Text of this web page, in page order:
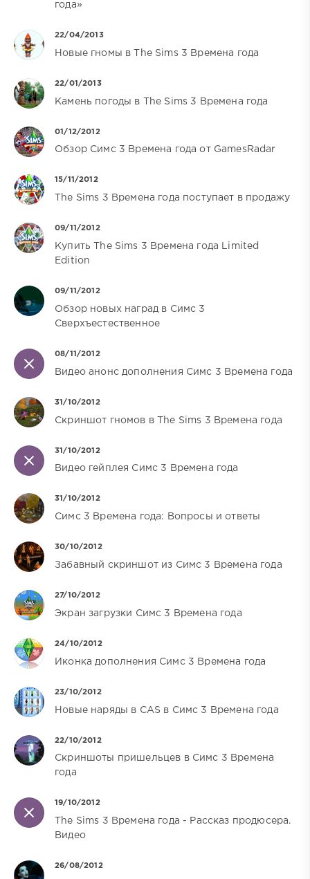
года»
22/04/2013
Новые гномы в The Sims 3 Времена года
22/01/2013
Камень погоды в The Sims 3 Времена года
01/12/2012
Обзор Симс 3 Времена года от GamesRadar
15/11/2012
The Sims 3 Времена года поступает в продажу
09/11/2012
Купить The Sims 3 Времена года Limited
Edition
09/11/2012
Обзор новых наград в Симс 3
Сверхъестественное
08/11/2012
Видео анонс дополнения Симс 3 Времена года
31/10/2012
Скриншот гномов в The Sims 3 Времена года
31/10/2012
Видео гейплея Симс 3 Времена года
31/10/2012
Симс 3 Времена года: Вопросы и ответы
30/10/2012
Забавный скриншот из Симс 3 Времена года
27/10/2012
Экран загрузки Симс 3 Времена года
24/10/2012
Иконка дополнения Симс 3 Времена года
23/10/2012
Новые наряды в CAS в Симс 3 Времена года
22/10/2012
Скриншоты пришельцев в Симс 3 Времена
года
19/10/2012
The Sims 3 Времена года - Рассказ продюсера.
Видео
26/08/2012